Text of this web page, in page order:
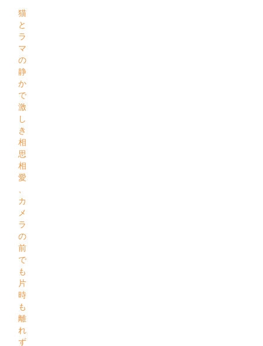
猫
と
ラ
マ
の
静
か
で
激
し
き
相
思
相
愛
、
カ
メ
ラ
の
前
で
も
片
時
も
離
れ
ず